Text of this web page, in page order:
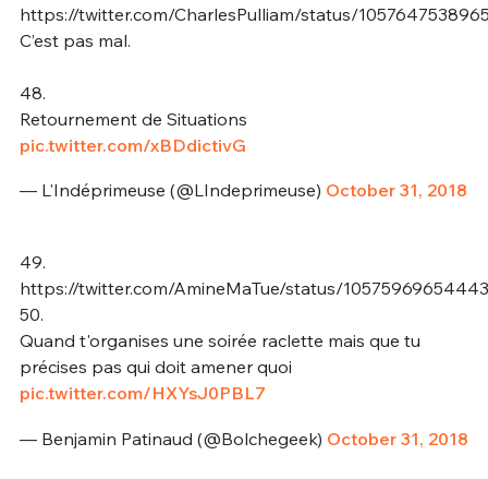
https://twitter.com/CharlesPulliam/status/
C’est pas mal.
48.
Retournement de Situations
pic.twitter.com/xBDdictivG
— L'Indéprimeuse (@LIndeprimeuse) October 31, 2018
49.
https://twitter.com/AmineMaTue/status/
50.
Quand t'organises une soirée raclette mais que tu
précises pas qui doit amener quoi
pic.twitter.com/HXYsJ0PBL7
— Benjamin Patinaud (@Bolchegeek) October 31, 2018